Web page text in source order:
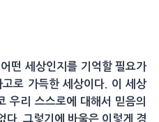
떤 세상인지를 기억할 필요가
로 가득한 세상이다. 이 세상
우리 스스로에 대해서 믿음의
다. 그렇기에 바울은 이렇게 경